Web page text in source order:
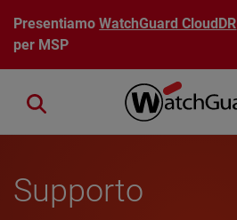
Salta al contenuto principale
PresentiamoWatchGuard CloudDR
per MSP
Close search
Supporto